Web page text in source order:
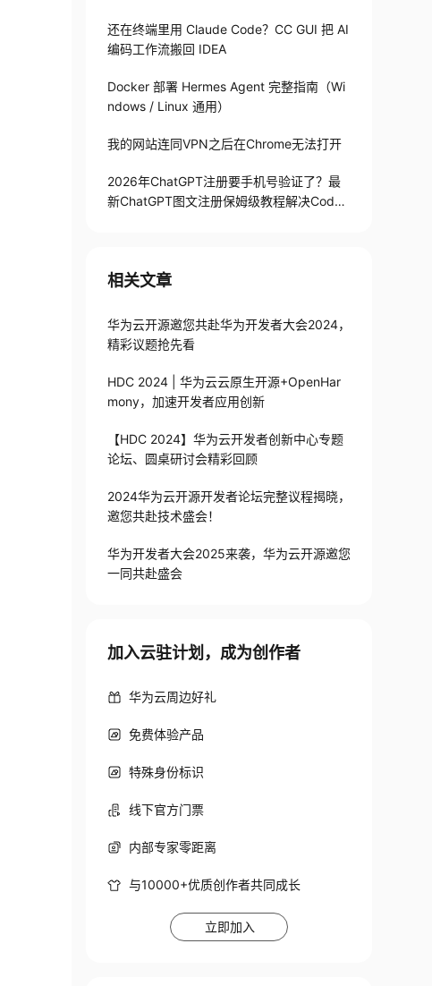
还在终端里用 Claude Code？CC GUI 把 AI
编码工作流搬回 IDEA
Docker 部署 Hermes Agent 完整指南（Wi
ndows / Linux 通用）
我的网站连同VPN之后在Chrome无法打开
2026年ChatGPT注册要手机号验证了？最
新ChatGPT图文注册保姆级教程解决Codex
相关文章
华为云开源邀您共赴华为开发者大会2024，
精彩议题抢先看
HDC 2024 | 华为云云原生开源+OpenHar
mony，加速开发者应用创新
【HDC 2024】华为云开发者创新中心专题
论坛、圆桌研讨会精彩回顾
2024华为云开源开发者论坛完整议程揭晓，
邀您共赴技术盛会！
华为开发者大会2025来袭，华为云开源邀您
一同共赴盛会
加入云驻计划，成为创作者
华为云周边好礼
免费体验产品
特殊身份标识
线下官方门票
内部专家零距离
与10000+优质创作者共同成长
立即加入